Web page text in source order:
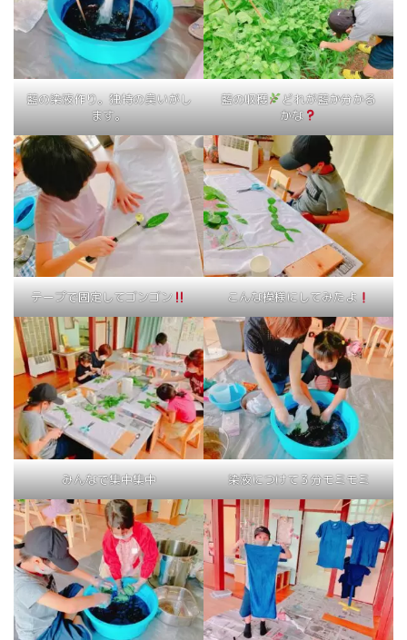
藍の染液作り。独特の臭いがし
ます。
藍の収穫
どれが藍か分かる
かな
テープで固定してゴンゴン こんな模様にしてみたよ
みんなで集中集中 染液につけて３分モミモミ